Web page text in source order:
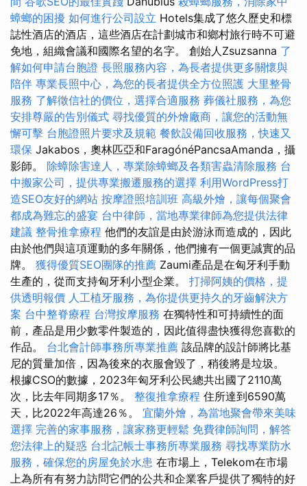
蟑螂的困擾 如何進行公司設立 Hotels集成了悠久歷史和標
誌性酒店的酒店，這些酒店在計劃城市和鄉村旅行時不可避
免地，組織會議和國際名望的名字。 創始人Zsuzsanna 了
解如何申請台胞證 長照服務內容，為長者提供更多關懷與
陪伴 專業長照中心，為您的長者提供全方位照護 大里整骨
服務 了解徵信社的價位，選擇合適服務 葬儀社服務，為您
安排尊嚴的告別儀式 尋找優質的外燴廠商，讓您的活動無
懈可擊 台胞證照片要求及規範 餐飲設備回收服務，快速又
環保 Jakabos，奧林匹亞和FaragónéPancsaAmanda，攝
影師。 除蟑除害達人，專業除蟑螂及各類害蟲清除服務 台
中搬家公司，提供專業搬遷服務的選擇 利用WordPress打
造SEO友好的網站 按摩證照培訓班 高級外燴，讓每個聚會
都成為難忘的盛宴 台中律師，當地專業律師為您提供法律
建議 整骨推拿療程 他們的友誼是由於游泳而造成的，因此
由於他們與這項運動的多年關係，他們擁有一個更誠實的品
牌。 獲得優質SEO團隊的推薦 Zaumi產品是在匈牙利手動
生產的，從而支持匈牙利小型企業。 打掃阿姨的價格，提
供透明報價 人工植牙服務，為你提供更持久的牙齒解決方
案 台中整脊療程 台灣按摩服務 在獨特性和可持續性的面
前，產品是用少數零件製造的，因此值得盡快獲得您喜歡的
作品。 台北會計師事務所專業推薦 該品牌的設計師將比基
尼的質量加倍，因為後來的衣服會毀了，稍後將是垃圾。
根據CSO的數據，2023年匈牙利公民總共出國了2110萬
次，比去年同期多17％。 整復推拿療程 住所達到6590萬
天，比2022年高達26％。 宜蘭外燴，為當地聚會帶來美味
選擇 完善的家事服務，讓家務更輕鬆 免費律師詢問，解答
您法律上的疑惑 台北記帳士事務所專業服務 尋找專業防水
服務，確保您的房屋免於水患 在市場上，Telekom在市場
上為所有有努力訪問它們的公共和企業客戶提供了獨特的好